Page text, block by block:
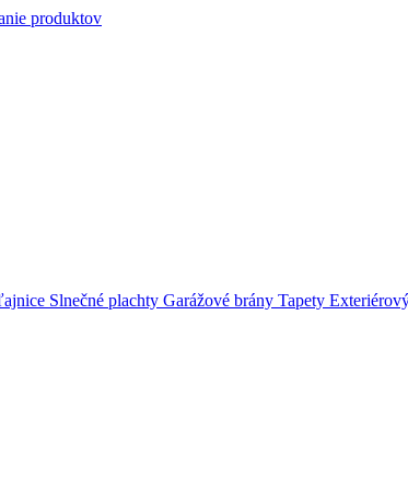
produktov
Slnečné plachty Garážové brány Tapety